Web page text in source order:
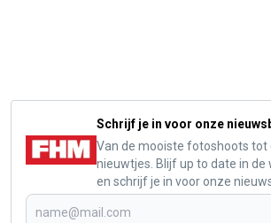
Schrijf je in voor onze
Van de mooiste fotoshoots tot
nieuwtjes. Blijf up to date in de
en schrijf je in voor onze